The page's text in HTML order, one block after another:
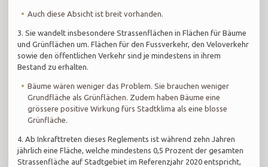
Auch diese Absicht ist breit vorhanden.
3. Sie wandelt insbesondere Strassenflächen in Flächen für Bäume
und Grünflächen um. Flächen für den Fussverkehr, den Veloverkehr
sowie den öffentlichen Verkehr sind je mindestens in ihrem
Bestand zu erhalten.
Bäume wären weniger das Problem. Sie brauchen weniger
Grundfläche als Grünflächen. Zudem haben Bäume eine
grössere positive Wirkung fürs Stadtklima als eine blosse
Grünfläche.
4. Ab Inkrafttreten dieses Reglements ist während zehn Jahren
jährlich eine Fläche, welche mindestens 0,5 Prozent der gesamten
Strassenfläche auf Stadtgebiet im Referenzjahr 2020 entspricht,